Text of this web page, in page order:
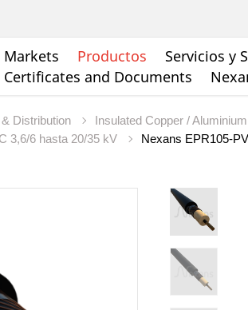
Markets Productos Servicios y
Certificates and Documents
Distribution
Insulated Copper /
3,6/6 hasta 20/35 kV
Nexans EPR105-